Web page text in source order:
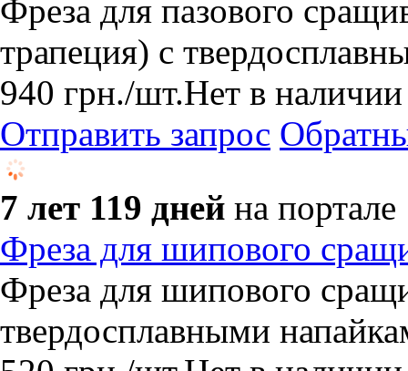
Фреза для пазового
трапеция) с
940 грн./шт.Нет в наличии
Отправить запрос
7 лет 119 дней на портале
Фреза для шипового
Фреза для шипового
твердосплавными